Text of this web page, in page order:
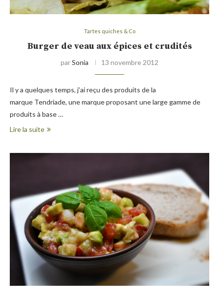
Tartes quiches & Co
Burger de veau aux épices et crudités
parSonia 13 novembre 2012
Il y a quelques temps, j’ai reçu des produits de la
marque Tendriade, une marque proposant une large gamme de
produits à base …
Lire la suite